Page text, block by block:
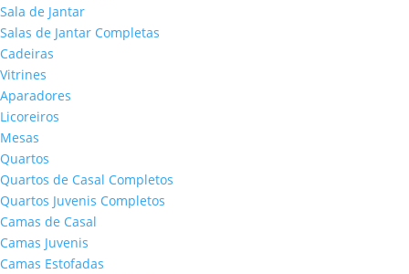
Sala de Jantar
Salas de Jantar Completas
Cadeiras
Vitrines
Aparadores
Licoreiros
Mesas
Quartos
Quartos de Casal Completos
Quartos Juvenis Completos
Camas de Casal
Camas Juvenis
Camas Estofadas